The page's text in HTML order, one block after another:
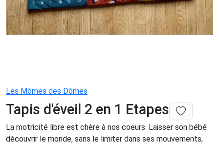
Les Mômes des Dômes
Tapis d'éveil 2 en 1 Etapes
La motricité libre est chère à nos coeurs. Laisser son bébé
découvrir le monde, sans le limiter dans ses mouvements,